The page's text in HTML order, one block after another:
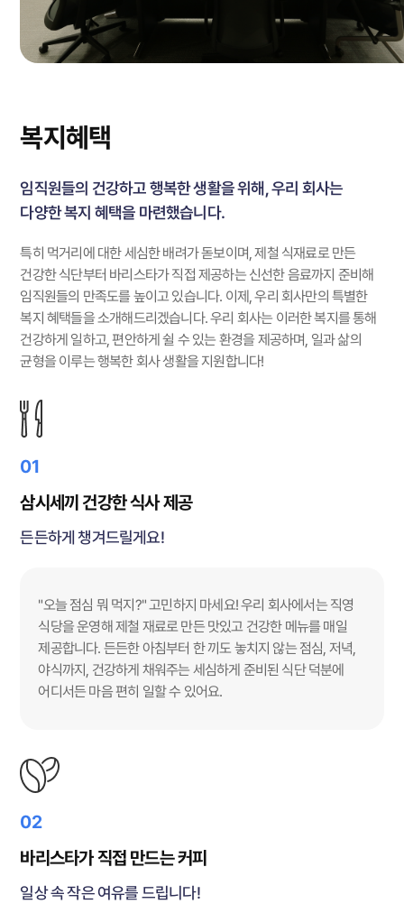
복지혜택
임직원들의 건강하고 행복한 생활을 위해, 우리 회사는
다양한 복지 혜택을 마련했습니다.
특히 먹거리에 대한 세심한 배려가 돋보이며, 제철 식재료로 만든
건강한 식단부터 바리스타가 직접 제공하는 신선한 음료까지 준비해
임직원들의 만족도를 높이고 있습니다. 이제, 우리 회사만의 특별한
복지 혜택들을 소개해드리겠습니다.우리 회사는 이러한 복지를 통해
건강하게 일하고, 편안하게 쉴 수 있는 환경을 제공하며, 일과 삶의
균형을 이루는 행복한 회사 생활을 지원합니다!
01
삼시세끼 건강한 식사 제공
든든하게 챙겨드릴게요!
"오늘 점심 뭐 먹지?" 고민하지 마세요! 우리 회사에서는 직영
식당을 운영해 제철 재료로 만든 맛있고 건강한 메뉴를 매일
제공합니다. 든든한 아침부터 한 끼도 놓치지 않는 점심, 저녁,
야식까지, 건강하게 채워주는 세심하게 준비된 식단 덕분에
어디서든 마음 편히 일할 수 있어요.
02
바리스타가 직접 만드는 커피
일상 속 작은 여유를 드립니다!